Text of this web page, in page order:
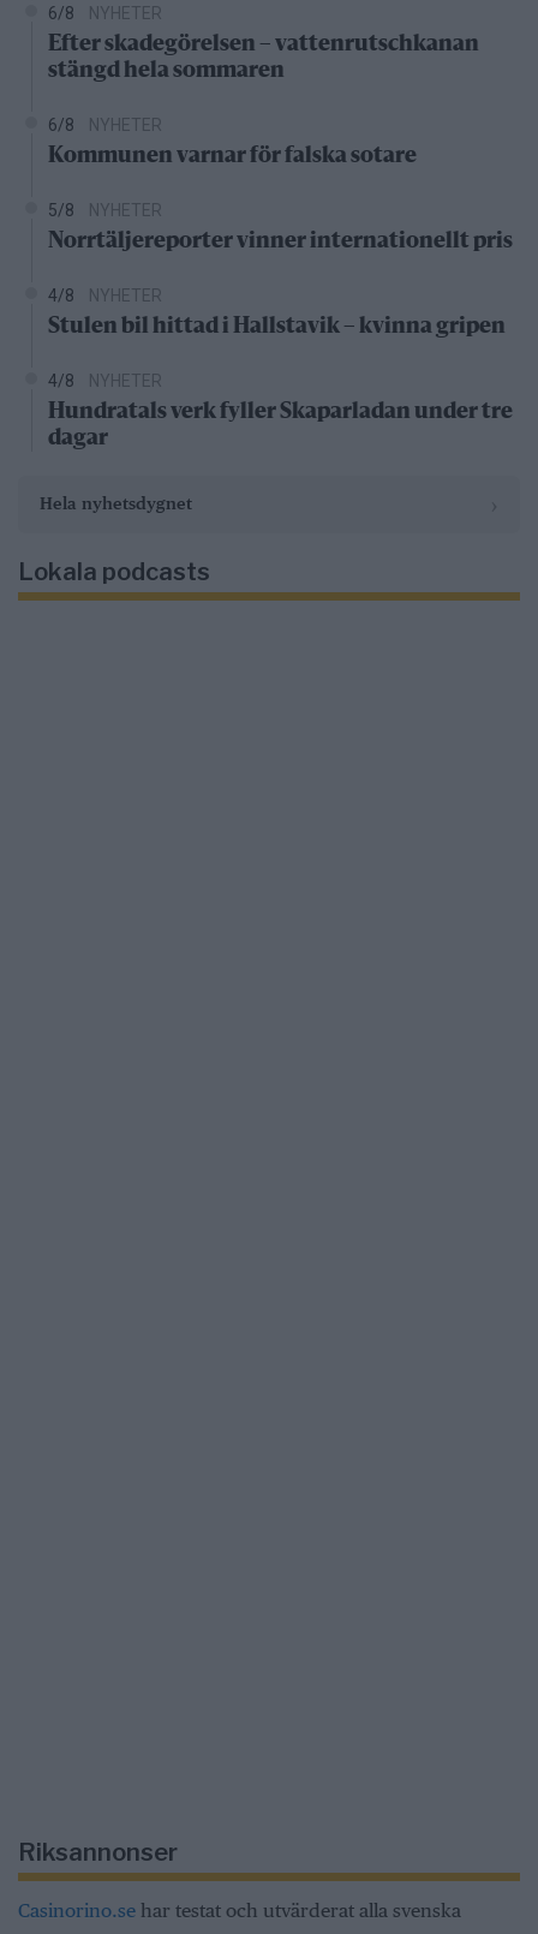
6/8 NYHETER
Efter skadegörelsen – vattenrutschkanan
stängd hela sommaren
6/8 NYHETER
Kommunen varnar för falska sotare
5/8 NYHETER
Norrtäljereporter vinner internationellt pris
4/8 NYHETER
Stulen bil hittad i Hallstavik – kvinna gripen
4/8 NYHETER
Hundratals verk fyller Skaparladan under tre
dagar
Hela nyhetsdygnet
Lokala podcasts
Riksannonser
Casinorino.se har testat och utvärderat alla svenska